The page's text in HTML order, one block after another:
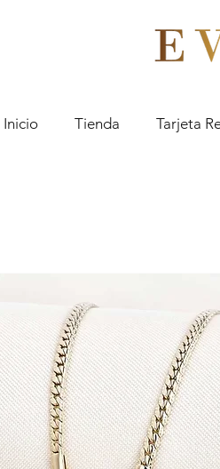
Inicio Tienda Tarjeta